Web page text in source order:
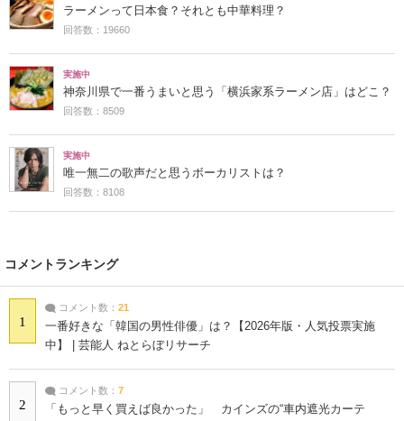
ラーメンって日本食？それとも中華料理？
回答数：19660
実施中
神奈川県で一番うまいと思う「横浜家系ラーメン店」はどこ？
回答数：8509
実施中
唯一無二の歌声だと思うボーカリストは？
回答数：8108
コメントランキング
1
コメント数： 21
一番好きな「韓国の男性俳優」は？【2026年版・人気投票実施
中】 | 芸能人 ねとらぼリサーチ
2
コメント数： 7
「もっと早く買えば良かった」 カインズの“車内遮光カーテ